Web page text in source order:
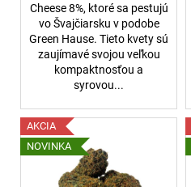
Cheese 8%, ktoré sa pestujú
vo Švajčiarsku v podobe
Green Hause. Tieto kvety sú
zaujímavé svojou veľkou
kompaktnosťou a
syrovou...
AKCIA
NOVINKA